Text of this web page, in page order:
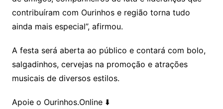
contribuíram com Ourinhos e região torna tudo
ainda mais especial”, afirmou.
A festa será aberta ao público e contará com bolo,
salgadinhos, cervejas na promoção e atrações
musicais de diversos estilos.
Apoie o Ourinhos.Online ⬇️